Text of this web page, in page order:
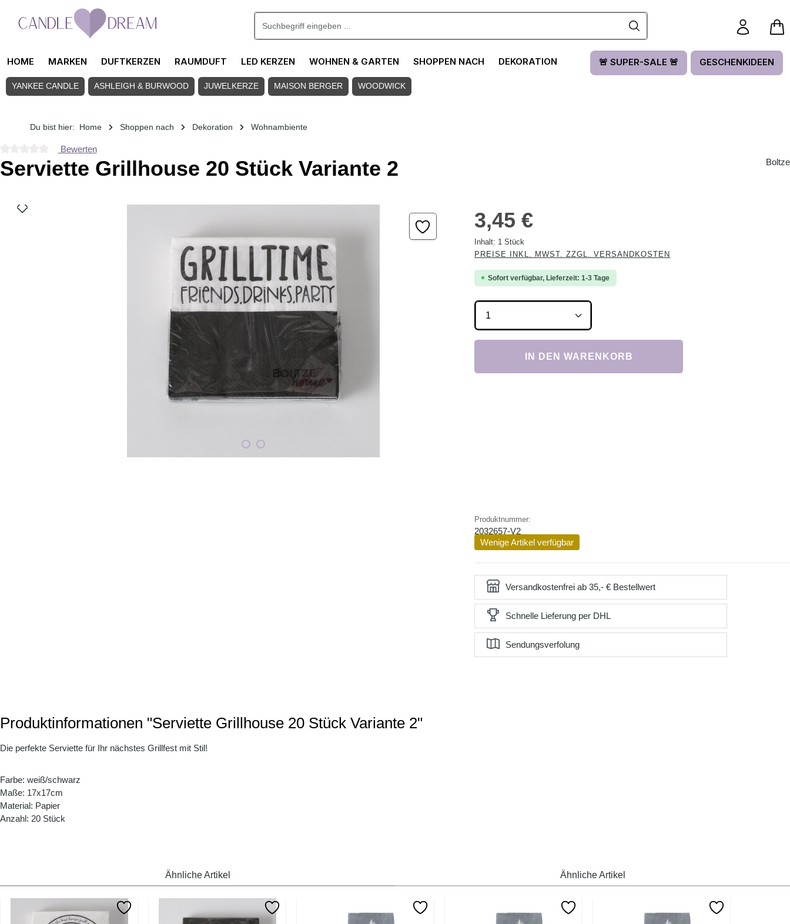
Zum Hauptinhalt springen
HOME MARKEN DUFTKERZEN RAUMDUFT LED KERZEN WOHNEN & GARTEN SHOPPEN NACH DEKORATION 🚨 SUPER-SALE 🚨 GESCHENKIDEEN
YANKEE CANDLE ASHLEIGH & BURWOOD JUWELKERZE MAISON BERGER WOODWICK
Du bist hier: Home Shoppen nach Dekoration Wohnambiente
Durchschnittliche Bewertung von 0 von 5 Sternen
Bewerten
Serviette Grillhouse 20 Stück Variante 2 Boltze
Bildergalerie überspringen 3,45 €
Inhalt: 1 Stück
PREISE INKL. MWST. ZZGL. VERSANDKOSTEN
Sofort verfügbar, Lieferzeit: 1-3 Tage
Produkt Anzahl: Gib den gewünschten Wert ein
IN DEN WARENKORB
Produktnummer:
2032657-V2
Wenige Artikel verfügbar
Versandkostenfrei ab 35,- € Bestellwert
Schnelle Lieferung per DHL
Sendungsverfolung
Produktinformationen "Serviette Grillhouse 20 Stück Variante 2"
Die perfekte Serviette für Ihr nächstes Grillfest mit Stil!
Farbe: weiß/schwarz
Maße: 17x17cm
Material: Papier
Anzahl: 20 Stück
Ähnliche Artikel Ähnliche Artikel